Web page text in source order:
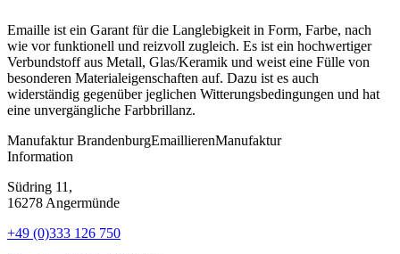
Emaille ist ein Garant für die Langlebigkeit in Form, Farbe, nach
wie vor funktionell und reizvoll zugleich. Es ist ein hochwertiger
Verbundstoff aus Metall, Glas/Keramik und weist eine Fülle von
besonderen Materialeigenschaften auf. Dazu ist es auch
widerständig gegenüber jeglichen Witterungsbedingungen und hat
eine unvergängliche Farbbrillanz.
Manufaktur BrandenburgEmaillierenManufaktur
Information
Südring 11,
16278 Angermünde
+49 (0)333 126 750